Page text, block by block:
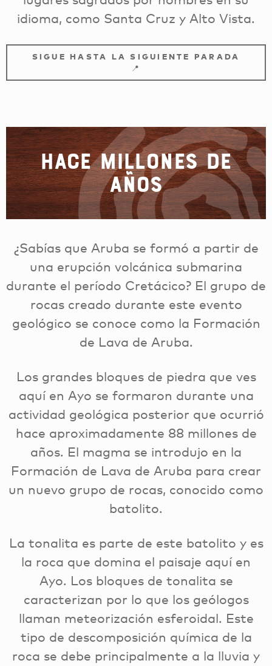
idioma, como Santa Cruz y Alto Vista.
SIGUE HASTA LA SIGUIENTE PARADA
📍
Hace millones de
años
¿Sabías que Aruba se formó a partir de
una erupción volcánica submarina
durante el período Cretácico? El grupo de
rocas creado durante este evento
geológico se conoce como la Formación
de Lava de Aruba.
Los grandes bloques de piedra que ves
aquí en Ayo se formaron durante una
actividad geológica posterior que ocurrió
hace aproximadamente 88 millones de
años. El magma se introdujo en la
Formación de Lava de Aruba para crear
un nuevo grupo de rocas, conocido como
batolito.
La tonalita es parte de este batolito y es
la roca que domina el paisaje aquí en
Ayo. Los bloques de tonalita se
caracterizan por lo que los geólogos
llaman meteorización esferoidal. Este
tipo de descomposición química de la
roca se debe principalmente a la lluvia y